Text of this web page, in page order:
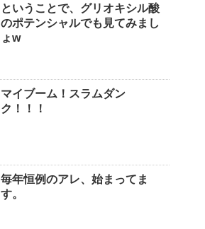
ということで、グリオキシル酸
のポテンシャルでも見てみまし
ょw
マイブーム！スラムダン
ク！！！
毎年恒例のアレ、始まってま
す。